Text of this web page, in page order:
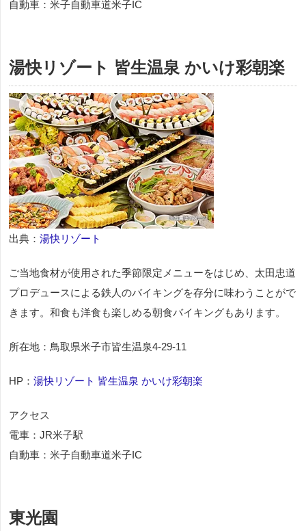
自動車：米子自動車道米子IC
湯快リゾート 皆生温泉 かいけ彩朝楽
出典： 湯快リゾート
ご当地食材が使用された季節限定メニューをはじめ、太田忠道
プロデュースによる鉄人のバイキングを存分に味わうことがで
きます。和食も洋食も楽しめる朝食バイキングもあります。
所在地：鳥取県米子市皆生温泉4-29-11
HP： 湯快リゾート 皆生温泉 かいけ彩朝楽
アクセス
電車：JR米子駅
自動車：米子自動車道米子IC
東光園